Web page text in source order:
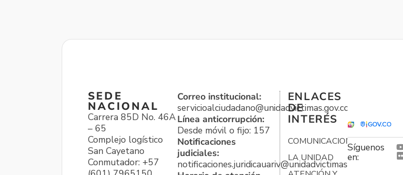
SEDE
NACIONAL
Carrera 85D No. 46A
– 65
Complejo logístico
San Cayetano
Conmutador: +57
Correo institucional:
servicioalciudadano@unidadvictimas.gov.co
Línea anticorrupción:
Desde móvil o fijo: 157
Notificaciones
judiciales:
notificaciones.juridicauariv@unidadvictimas.gov.co
ENLACES
DE
INTERÉS
COMUNICACIONES
LA UNIDAD
Síguenos
en: